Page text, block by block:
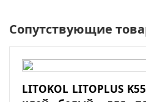
Сопутствующие
LITOKOL LITOPLUS